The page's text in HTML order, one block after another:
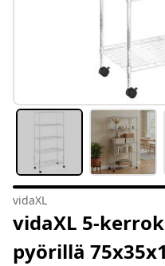
vidaXL
vidaXL 5-
pyörillä